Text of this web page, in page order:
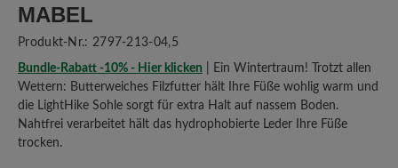
MABEL
Produkt-Nr.: 2797-213-04,5
Bundle-Rabatt -10% - Hier klicken | Ein Wintertraum! Trotzt allen
Wettern: Butterweiches Filzfutter hält Ihre Füße wohlig warm und
die LightHike Sohle sorgt für extra Halt auf nassem Boden.
Nahtfrei verarbeitet hält das hydrophobierte Leder Ihre Füße
trocken.